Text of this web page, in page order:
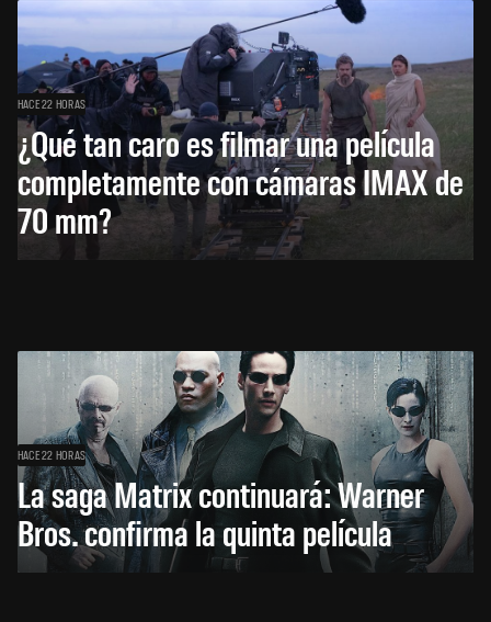
HACE 22 HORAS
¿Qué tan caro es filmar una película
completamente con cámaras IMAX de
70 mm?
HACE 22 HORAS
La saga Matrix continuará: Warner
Bros. confirma la quinta película